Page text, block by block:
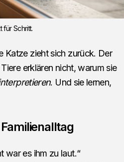
für Schritt.
Katze zieht sich zurück. Der
erklären nicht, warum sie
. Und sie lernen,
war es ihm zu laut.“